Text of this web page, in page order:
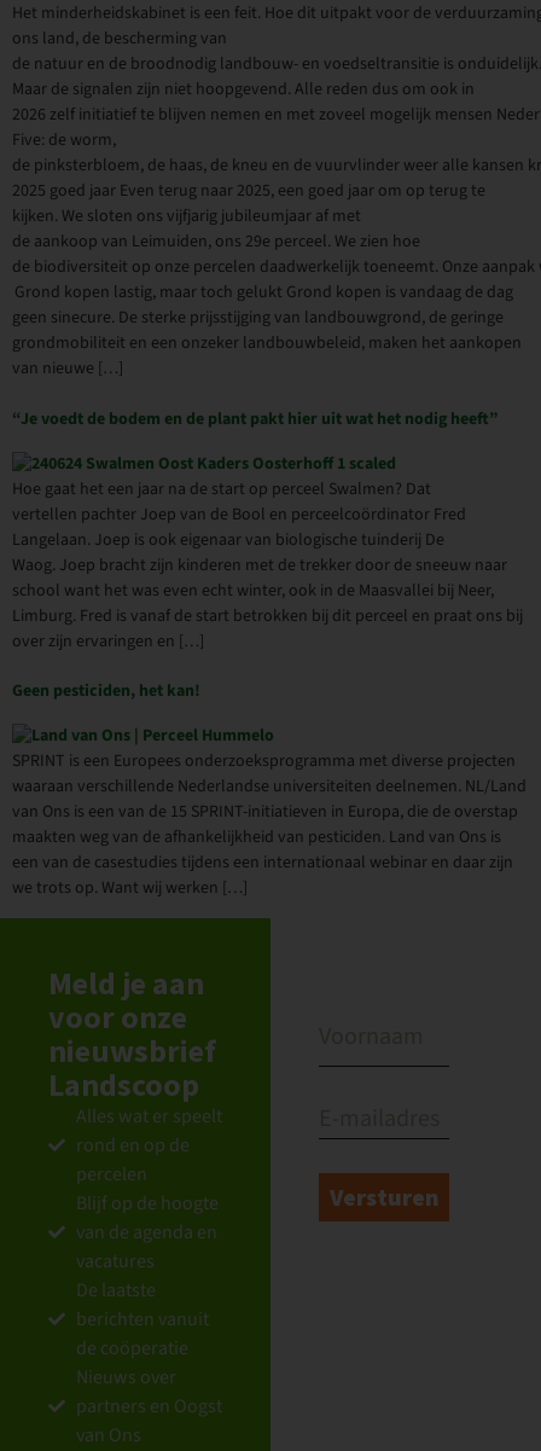
Het minderheidskabinet is een feit. Hoe dit uitpakt voor de
ons land, de bescherming van
de natuur en de broodnodig landbouw- en voedseltransitie is onduidelijk.
Maar de signalen zijn niet hoopgevend. Alle reden dus om ook in
2026 zelf initiatief te blijven nemen en met zoveel mogelijk mensen
Five: de worm,
de pinksterbloem, de haas, de kneu en de vuurvlinder weer alle kansen
2025 goed jaar Even terug naar 2025, een goed jaar om op terug te
kijken. We sloten ons vijfjarig jubileumjaar af met
de aankoop van Leimuiden, ons 29e perceel. We zien hoe
de biodiversiteit op onze percelen daadwerkelijk toeneemt. Onze
Grond kopen lastig, maar toch gelukt Grond kopen is vandaag de dag
geen sinecure. De sterke prijsstijging van landbouwgrond, de geringe
grondmobiliteit en een onzeker landbouwbeleid, maken het aankopen
van nieuwe […]
“Je voedt de bodem en de plant pakt hier uit wat het nodig heeft”
Hoe gaat het een jaar na de start op perceel Swalmen? Dat
vertellen pachter Joep van de Bool en perceelcoördinator Fred
Langelaan. Joep is ook eigenaar van biologische tuinderij De
Waog. Joep bracht zijn kinderen met de trekker door de sneeuw naar
school want het was even echt winter, ook in de Maasvallei bij Neer,
Limburg. Fred is vanaf de start betrokken bij dit perceel en praat ons bij
over zijn ervaringen en […]
Geen pesticiden, het kan!
SPRINT is een Europees onderzoeksprogramma met diverse projecten
waaraan verschillende Nederlandse universiteiten deelnemen. NL/Land
van Ons is een van de 15 SPRINT-initiatieven in Europa, die de overstap
maakten weg van de afhankelijkheid van pesticiden. Land van Ons is
een van de casestudies tijdens een internationaal webinar en daar zijn
we trots op. Want wij werken […]
Meld je aan
voor onze
nieuwsbrief
Landscoop
Alles wat er speelt
rond en op de
percelen
Blijf op de hoogte
van de agenda en
vacatures
De laatste
berichten vanuit
de coöperatie
Nieuws over
partners en Oogst
van Ons